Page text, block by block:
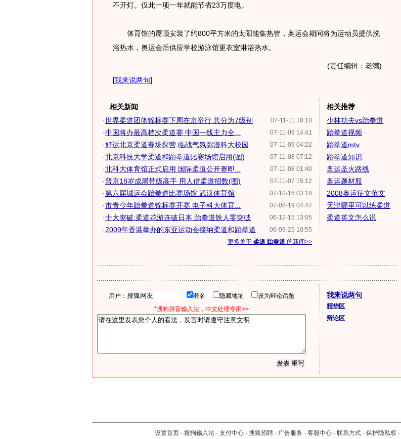
不开灯。仅此一项一年就能节省23万度电。
体育馆的屋顶安装了约800平方米的太阳能集热管，奥运会期间将为运动员提供洗
浴热水，奥运会后供应学校游泳馆更衣室淋浴热水。
(责任编辑：老满)
[我来说两句]
相关新闻
07-11-11 18:10
·世界柔道团体锦标赛下周在京举行 共分为7级别
07-11-09 14:41
·中国将办最高档次柔道赛 中国一线主力全...
07-11-09 04:22
·好运北京柔道赛场探营 临战气氛弥漫科大校园
07-11-08 07:12
·北京科技大学柔道和跆拳道比赛场馆启用(图)
07-11-08 01:40
·北科大体育馆正式启用 国际柔道公开赛即...
07-11-07 15:12
·普京18岁成黑带级高手 用人借柔道招数(图)
07-10-16 03:18
·第六届城运会跆拳道比赛场馆 武汉体育馆
07-08-19 04:47
·市青少年跆拳道锦标赛开赛 电子科大体育...
06-12-15 13:05
·十大突破:柔道花游连破日本 跆拳道铁人零突破
06-09-25 10:55
·2009年香港举办的东亚运动会接纳柔道和跆拳道
更多关于 柔道 跆拳道 的新闻>>
相关推荐
少林功夫vs跆拳道
跆拳道视频
跆拳道mtv
跆拳道知识
奥运圣火路线
奥运题材股
2008奥运征文范文
天津哪里可以练柔道
柔道英文怎么说
用户： 匿名 隐藏地址
设为辩论话题
*搜狗拼音输入法，中文处理专家>>
我来说两句
精华区
辩论区
设置首页 - 搜狗输入法 - 支付中心 - 搜狐招聘 - 广告服务 - 客服中心 - 联系方式 - 保护隐私权 -